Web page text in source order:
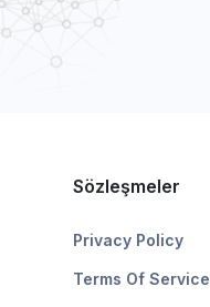
Sözleşmeler
Privacy Policy
Terms Of Service